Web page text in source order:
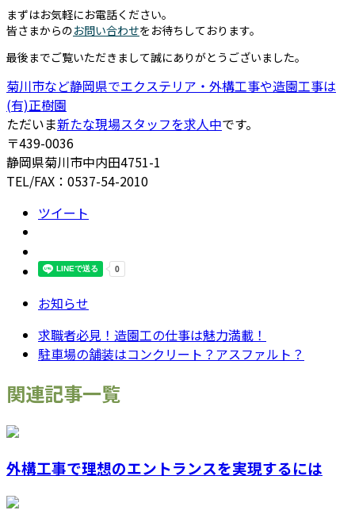
まずはお気軽にお電話ください。
皆さまからのお問い合わせをお待ちしております。
最後までご覧いただきまして誠にありがとうございました。
菊川市など静岡県でエクステリア・外構工事や造園工事は
(有)正樹園
ただいま新たな現場スタッフを求人中です。
〒439-0036
静岡県菊川市中内田4751-1
TEL/FAX：0537-54-2010
ツイート
お知らせ
求職者必見！造園工の仕事は魅力満載！
駐車場の舗装はコンクリート？アスファルト？
関連記事一覧
外構工事で理想のエントランスを実現するには